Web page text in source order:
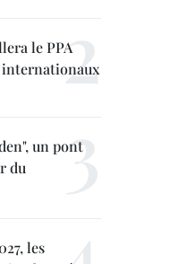
le PPA
internationaux
un pont
du
les